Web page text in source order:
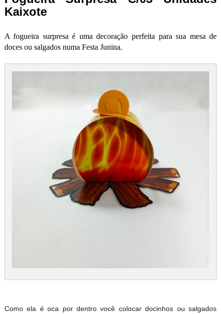
Kaixote
A fogueira surpresa é uma decoração perfeita para sua mesa de
doces ou salgados numa Festa Junina.
Como ela é oca por dentro você colocar docinhos ou salgados